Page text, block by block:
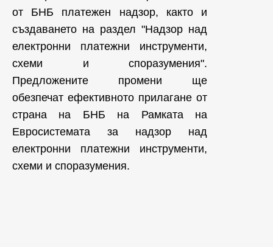
от БНБ платежен надзор, както и
създаването на раздел "Надзор над
електронни платежни инструменти,
схеми и споразумения".
Предложените промени ще
обезпечат ефективното прилагане от
страна на БНБ на Рамката на
Евросистемата за надзор над
електронни платежни инструменти,
схеми и споразумения.